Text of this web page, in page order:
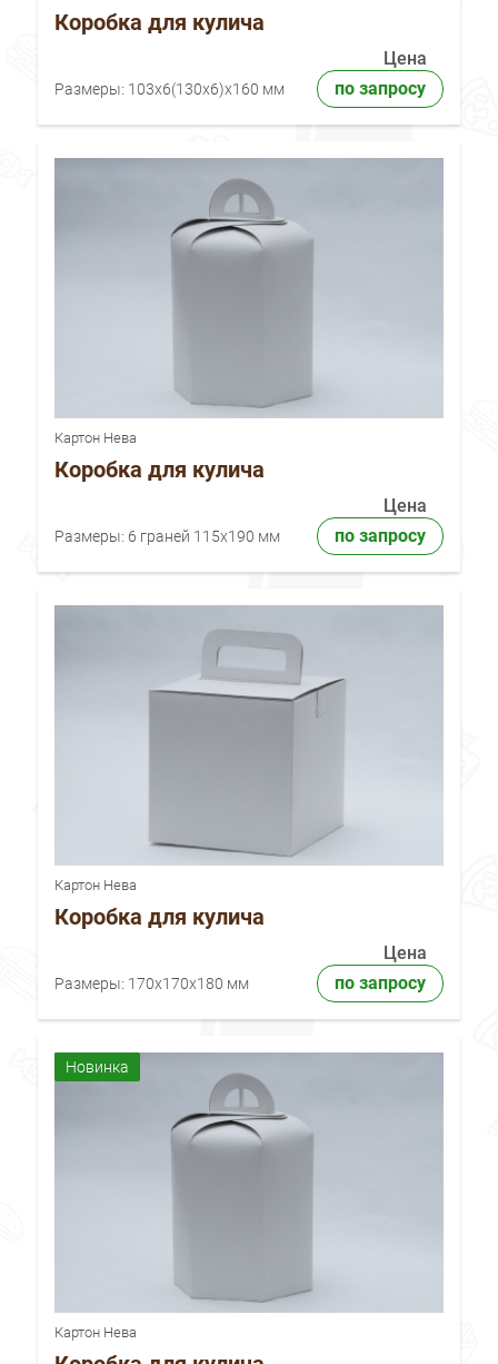
Коробка для кулича
Цена
Размеры: 103x6(130x6)x160 мм по запросу
Картон Нева
Коробка для кулича
Цена
Размеры: 6 граней 115x190 мм по запросу
Картон Нева
Коробка для кулича
Цена
Размеры: 170x170x180 мм по запросу
Новинка
Картон Нева